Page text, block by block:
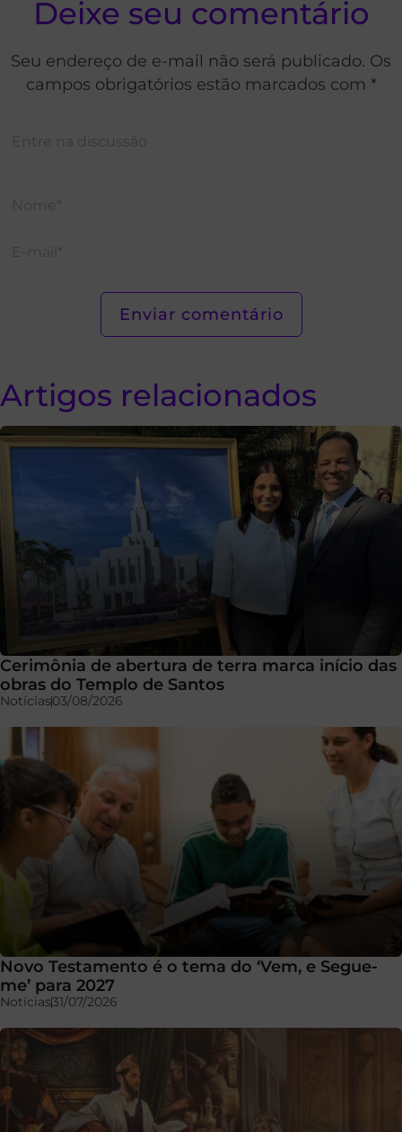
Deixe seu comentário
Seu endereço de e-mail não será publicado. Os
campos obrigatórios estão marcados com *
Artigos relacionados
Cerimônia de abertura de terra marca início das
obras do Templo de Santos
Notícias03/08/2026
Novo Testamento é o tema do ‘Vem, e Segue-
me’ para 2027
Notícias31/07/2026